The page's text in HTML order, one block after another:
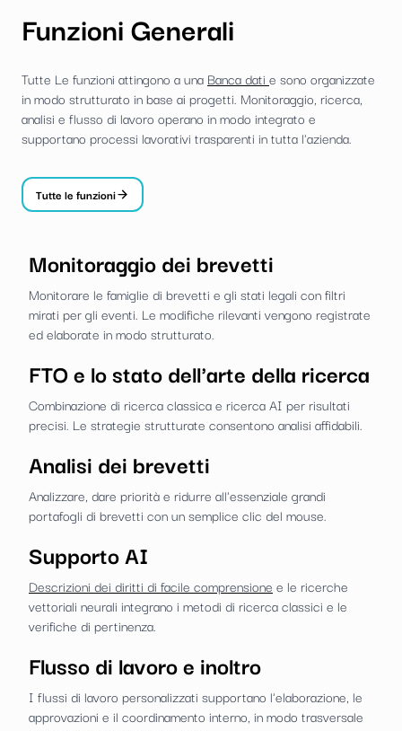
Funzioni Generali
Tutte Le funzioni attingono a una Banca dati e sono organizzate
in modo strutturato in base ai progetti. Monitoraggio, ricerca,
analisi e flusso di lavoro operano in modo integrato e
supportano processi lavorativi trasparenti in tutta l'azienda.
Tutte le funzioni
Monitoraggio dei brevetti
Monitorare le famiglie di brevetti e gli stati legali con filtri
mirati per gli eventi. Le modifiche rilevanti vengono registrate
ed elaborate in modo strutturato.
FTO e lo stato dell'arte della ricerca
Combinazione di ricerca classica e ricerca AI per risultati
precisi. Le strategie strutturate consentono analisi affidabili.
Analisi dei brevetti
Analizzare, dare priorità e ridurre all'essenziale grandi
portafogli di brevetti con un semplice clic del mouse.
Supporto AI
Descrizioni dei diritti di facile comprensione e le ricerche
vettoriali neurali integrano i metodi di ricerca classici e le
verifiche di pertinenza.
Flusso di lavoro e inoltro
I flussi di lavoro personalizzati supportano l'elaborazione, le
approvazioni e il coordinamento interno, in modo trasversale